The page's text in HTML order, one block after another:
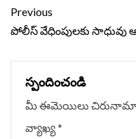
Continue
Reading
Previous
పోలీస్ వేధింపులకు
స్పందించండి
మీ ఈమెయిలు చిరునామా
వ్యాఖ్య*